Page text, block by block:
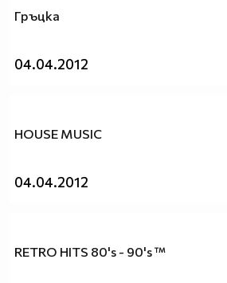
Гръцкa
04.04.2012
HOUSE MUSIC
04.04.2012
RETRO HITS 80's - 90's ™